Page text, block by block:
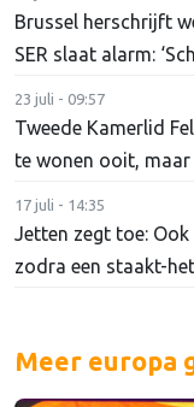
Brussel herschrijft
SER slaat alarm:
23 juli - 09:57
Tweede Kamerlid
te wonen ooit,
17 juli - 14:35
Jetten zegt toe:
zodra een staakt-
Meer europa